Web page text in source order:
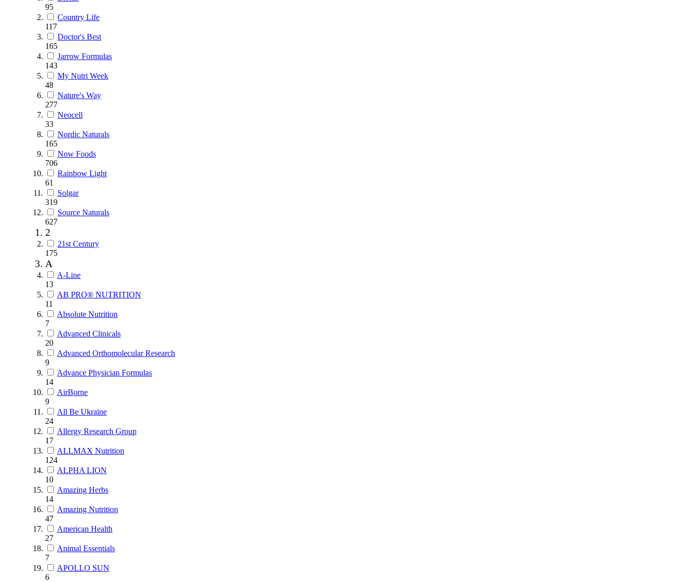
95
Country Life
117
Doctor's Best
165
Jarrow Formulas
143
My Nutri Week
48
Nature's Way
277
Neocell
33
Nordic Naturals
165
Now Foods
706
Rainbow Light
61
Solgar
319
Source Naturals
627
2
21st Century
175
A
A-Line
13
AB PRO® NUTRITION
11
Absolute Nutrition
7
Advanced Clinicals
20
Advanced Orthomolecular Research
9
Advance Physician Formulas
14
AirBorne
9
All Be Ukraine
24
Allergy Research Group
17
ALLMAX Nutrition
124
ALPHA LION
10
Amazing Herbs
14
Amazing Nutrition
47
American Health
27
Animal Essentials
7
APOLLO SUN
6